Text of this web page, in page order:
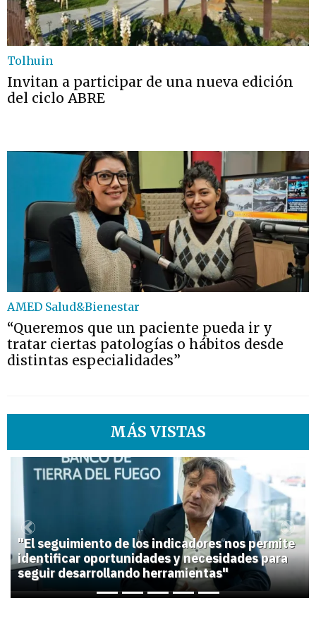
Tolhuin
Invitan a participar de una nueva edición
del ciclo ABRE
AMED Salud&Bienestar
“Queremos que un paciente pueda ir y
tratar ciertas patologías o hábitos desde
distintas especialidades”
MÁS VISTAS
1
"El seguimiento de los indicadores nos permite
identificar oportunidades y necesidades para
seguir desarrollando herramientas"
Previous Next